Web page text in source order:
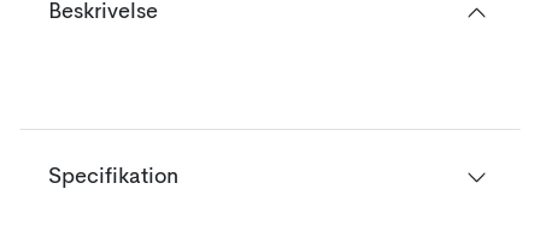
Beskrivelse
Specifikation